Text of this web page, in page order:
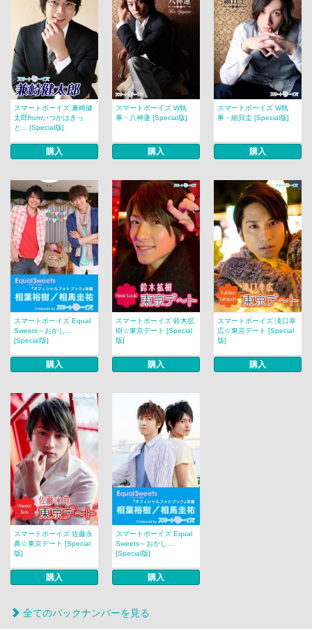
スマートボーイズ 兼崎健
太郎fromいつかはきっ
と... [Special版]
購入
スマートボーイズ W執
事・八神蓮 [Special版]
購入
スマートボーイズ W執
事・細貝圭 [Special版]
購入
スマートボーイズ Equal
Sweets～おかし...
[Special版]
購入
スマートボーイズ 鈴木拡
樹☆東京デート [Special
版]
購入
スマートボーイズ 滝口幸
広☆東京デート [Special
版]
購入
スマートボーイズ 佐藤永
典☆東京デート [Special
版]
購入
スマートボーイズ Equal
Sweets～おかし...
[Special版]
購入
全てのバックナンバーを見る